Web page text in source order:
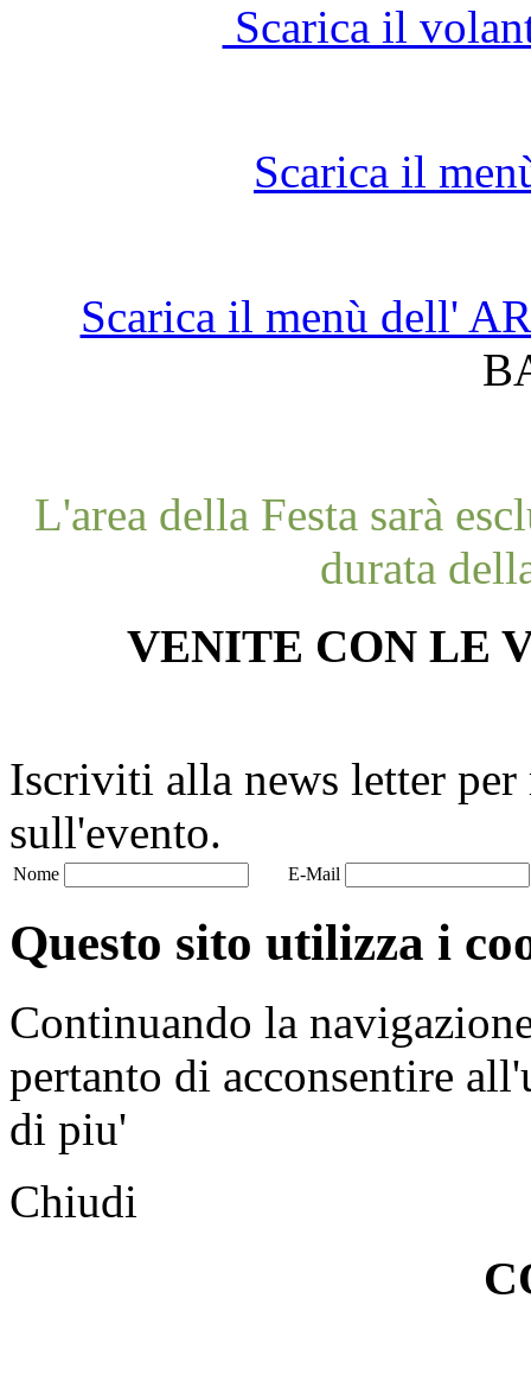
Scarica il
Scarica il
Scarica il menù dell'
L'area della Festa sarà
durata
VENITE CON LE
Iscriviti alla news letter
sull'evento.
Nome E-Mail
Questo sito utilizza i
Continuando la
pertanto di acconsentire
di piu'
Chiudi